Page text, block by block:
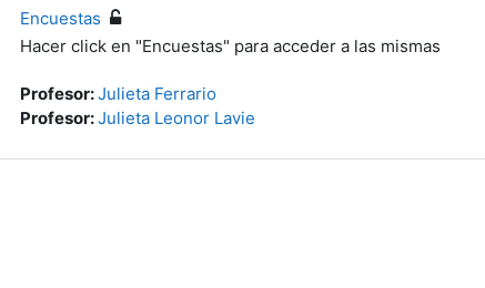
Encuestas
Hacer click en "Encuestas" para acceder a las mismas
Profesor:Julieta Ferrario
Profesor:Julieta Leonor Lavie